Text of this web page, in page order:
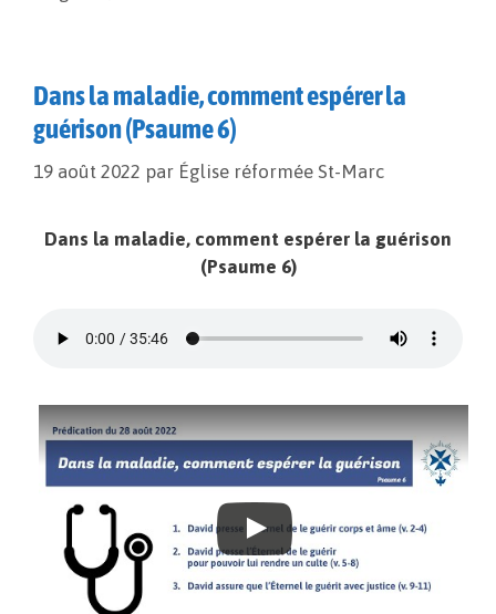
Dans la maladie, comment espérer la
guérison (Psaume 6)
19 août 2022 par Église réformée St-Marc
Dans la maladie, comment espérer la guérison
(Psaume 6)